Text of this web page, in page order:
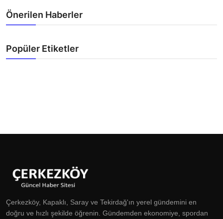
Önerilen Haberler
Popüler Etiketler
Çerkezköy, Kapaklı, Saray ve Tekirdağ'ın yerel gündemini en
doğru ve hızlı şekilde öğrenin. Gündemden ekonomiye, spordan